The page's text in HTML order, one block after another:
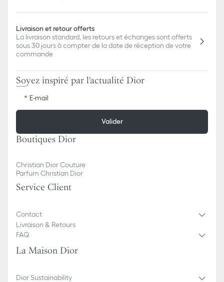
Livraison et retour offerts
La livraison standard, les retours et échanges sont offerts
sous 30 jours à compter de la date de réception de votre
commande
Soyez inspiré par l'actualité Dior
E-mail
Valider
Boutiques Dior
Christian Dior Couture
Parfum Christian Dior
Service Client
Contact
Livraison & Retours
FAQ
La Maison Dior
Dior Sustainability